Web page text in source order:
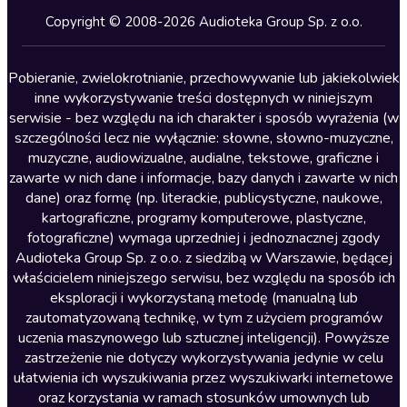
Kryminały
Lektury szkolne
Literatura anglojęzyczna
Literatura faktu
Literatura obyczajowa
Literatura piękna obca
Literatura piękna polska
Nagrania relaksacyjne
Nauka języków
Nauki humanistyczne
Podcasty i audycje
Polityka
Prasa
Copyright © 2008-2026 Audioteka Group Sp. z o.o.
Pobieranie, zwielokrotnianie, przechowywanie lub jakiekolwiek
inne wykorzystywanie treści dostępnych w niniejszym
serwisie - bez względu na ich charakter i sposób wyrażenia (w
szczególności lecz nie wyłącznie: słowne, słowno-muzyczne,
muzyczne, audiowizualne, audialne, tekstowe, graficzne i
zawarte w nich dane i informacje, bazy danych i zawarte w nich
dane) oraz formę (np. literackie, publicystyczne, naukowe,
kartograficzne, programy komputerowe, plastyczne,
fotograficzne) wymaga uprzedniej i jednoznacznej zgody
Audioteka Group Sp. z o.o. z siedzibą w Warszawie, będącej
właścicielem niniejszego serwisu, bez względu na sposób ich
eksploracji i wykorzystaną metodę (manualną lub
zautomatyzowaną technikę, w tym z użyciem programów
uczenia maszynowego lub sztucznej inteligencji). Powyższe
zastrzeżenie nie dotyczy wykorzystywania jedynie w celu
ułatwienia ich wyszukiwania przez wyszukiwarki internetowe
oraz korzystania w ramach stosunków umownych lub